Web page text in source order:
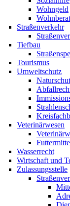
Wohngeld
Straßenverkehr
Tiefbau
Tourismus
Umweltschutz
Veterinärwesen
Wasserrecht
Wirtschaft und
Zulassungsstelle